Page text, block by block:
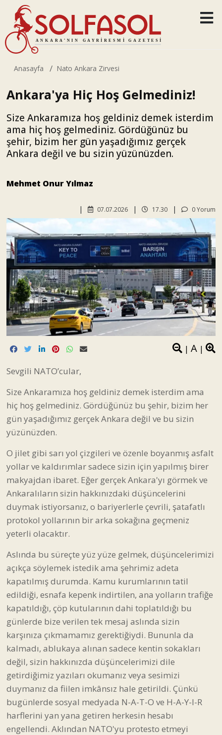
Anasayfa Nato Ankara Zirvesi
Ankara'ya Hiç Hoş Gelmediniz!
Size Ankaramıza hoş geldiniz demek isterdim
ama hiç hoş gelmediniz. Gördüğünüz bu
şehir, bizim her gün yaşadığımız gerçek
Ankara değil ve bu sizin yüzünüzden.
Mehmet Onur Yılmaz
0 Yorum
17.30
07.07.2026
| A |
Sevgili NATO’cular,
Size Ankaramıza hoş geldiniz demek isterdim ama
hiç hoş gelmediniz. Gördüğünüz bu şehir, bizim her
gün yaşadığımız gerçek Ankara değil ve bu sizin
yüzünüzden.
O jilet gibi sarı yol çizgileri ve özenle boyanmış asfalt
yollar ve kaldırımlar sadece sizin için yapılmış birer
makyajdan ibaret. Eğer gerçek Ankara'yı görmek ve
Ankaralıların sizin hakkınızdaki düşüncelerini
duymak istiyorsanız, o bariyerlerle çevrili, şatafatlı
protokol yollarının bir arka sokağına geçmeniz
yeterli olacaktır.
Aslında bu süreçte yüz yüze gelmek, düşüncelerimizi
açıkça söylemek istedik ama şehrimiz adeta
kapatılmış durumda. Kamu kurumlarının tatil
edildiği, esnafa kepenk indirtilen, ana yolların trafiğe
kapatıldığı, çöp kutularının dahi toplatıldığı bu
günlerde bize verilen tek mesaj aslında sizin
karşınıza çıkmamamız gerektiğiydi. Bununla da
kalmadı, ablukaya alınan sadece kentin sokakları
değil, sizin hakkınızda düşüncelerimizi dile
getirdiğimiz yazıları okumanız veya sesimizi
duymanız da fiilen imkânsız hale getirildi. Çünkü
bugünlerde sosyal medyada N-A-T-O ve H-A-Y-I-R
harflerini yan yana getiren herkesin hesabı
engellendi. Aklından NATO'yu protesto etmeyi